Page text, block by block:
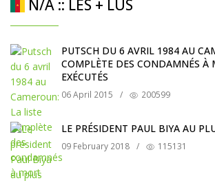
N/A :: LES + LUS
PUTSCH DU 6 AVRIL 1984 AU
COMPLÈTE DES CONDAMNÉS À
EXÉCUTÉS
06 April 2015 / 200599
LE PRÉSIDENT PAUL BIYA AU
09 February 2018 / 115131